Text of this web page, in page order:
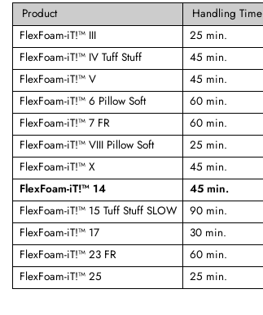
Product Handling Time
FlexFoam-iT!™ III
25 min.
FlexFoam-iT!™ IV Tuff Stuff
45 min.
FlexFoam-iT!™ V
45 min.
FlexFoam-iT!™ 6 Pillow Soft
60 min.
FlexFoam-iT!™ 7 FR
60 min.
FlexFoam-iT!™ VIII Pillow Soft
25 min.
FlexFoam-iT!™ X
45 min.
FlexFoam-iT!™ 14
45 min.
FlexFoam-iT!™ 15 Tuff Stuff SLOW
90 min.
FlexFoam-iT!™ 17
30 min.
FlexFoam-iT!™ 23 FR
60 min.
FlexFoam-iT!™ 25
25 min.